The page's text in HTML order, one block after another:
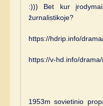
:))) Bet kur
žurnalistikoje?
https://hdrip.info/
https://v-hd.info/
1953m sovietinio